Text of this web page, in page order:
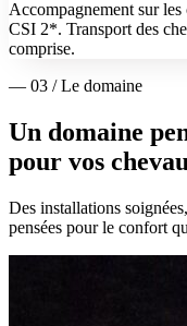
Accompagnement sur
CSI 2*. Transport des
comprise.
— 03 / Le domaine
Un domaine
pour vos
Des installations
pensées pour le confort